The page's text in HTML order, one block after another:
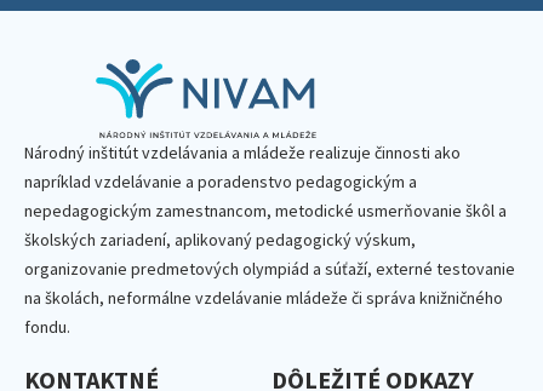
Národný inštitút vzdelávania a mládeže realizuje činnosti ako
napríklad vzdelávanie a poradenstvo pedagogickým a
nepedagogickým zamestnancom, metodické usmerňovanie škôl a
školských zariadení, aplikovaný pedagogický výskum,
organizovanie predmetových olympiád a súťaží, externé testovanie
na školách, neformálne vzdelávanie mládeže či správa knižničného
fondu.
KONTAKTNÉ
DÔLEŽITÉ ODKAZY